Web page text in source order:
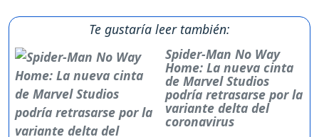
Te gustaría leer también:
Spider-Man No Way
Home: La nueva cinta
de Marvel Studios
podría retrasarse por la
variante delta del
coronavirus